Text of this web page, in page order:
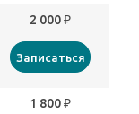
2 000 ₽
Записаться
1 800 ₽